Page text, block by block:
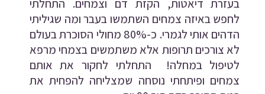
לחפש באיזה צמחים השתמשו בעבר ומה שגיליתי
הדהים אותי לגמרי. כ-80% מחולי הסוכרת בעולם
לא צורכים תרופות אלא משתמשים בצמחי מרפא
לטיפול במחלה! התחלתי לחקור את אותם
צמחים ופיתחתי נוסחה שמצליחה להפחית את